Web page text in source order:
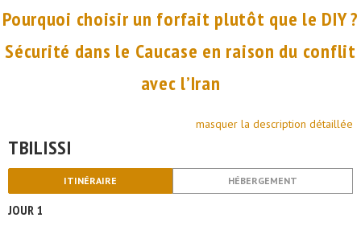
Pourquoi choisir un forfait plutôt que le DIY ?
Sécurité dans le Caucase en raison du conflit
avec l’Iran
masquer la description détaillée
TBILISSI
ITINÉRAIRE HÉBERGEMENT
JOUR 1